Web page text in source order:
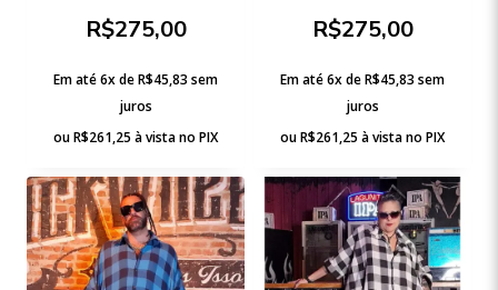
R$275,00
Em até 6x deR$45,83 sem
juros
ouR$261,25 à vista no PIX
R$275,00
Em até 6x deR$45,83 sem
juros
ouR$261,25 à vista no PIX